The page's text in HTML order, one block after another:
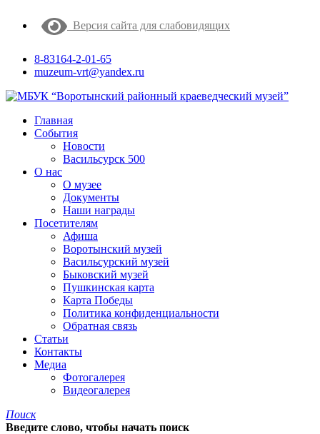
Версия сайта для слабовидящих
8-83164-2-01-65
muzeum-vrt@yandex.ru
Главная
События
Новости
Васильсурск 500
О нас
О музее
Документы
Наши награды
Посетителям
Афиша
Воротынский музей
Васильсурский музей
Быковский музей
Пушкинская карта
Карта Победы
Политика конфиденциальности
Обратная связь
Статьи
Контакты
Медиа
Фотогалерея
Видеогалерея
Поиск
Введите слово, чтобы начать поиск